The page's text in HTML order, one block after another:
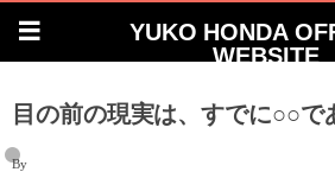
YUKO HONDA
WEBSITE
目の前の現実は、すでに○○で
By